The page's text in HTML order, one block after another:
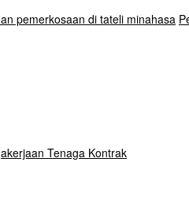
pemerkosaan di tateli minahasa
Tenaga Kontrak